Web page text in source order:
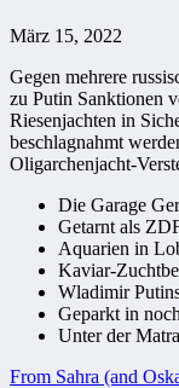
März 15, 2022
Gegen mehrere
zu Putin Sanktionen
Riesenjachten in
beschlagnahmt
Oligarchenjacht-
Die Garage
Getarnt als
Aquarien in
Kaviar-
Wladimir
Geparkt in
Unter der
From Sahra (and